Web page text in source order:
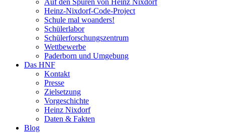
Auf den Spuren von Heinz Nixdorf
Heinz-Nixdorf-Code-Project
Schule mal woanders!
Schülerlabor
Schülerforschungszentrum
Wettbewerbe
Paderborn und Umgebung
Das HNF
Kontakt
Presse
Zielsetzung
Vorgeschichte
Heinz Nixdorf
Daten & Fakten
Blog